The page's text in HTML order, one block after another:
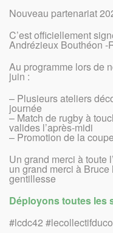
Nouveau partenariat
C’est officiellement
Andrézieux Bouthéon -
Au programme lors de
juin :
– Plusieurs ateliers
journée
– Match de rugby à
valides l’après-midi
– Promotion de la
Un grand merci à toute
un grand merci à
gentillesse
Déployons toutes les
#lcdc42